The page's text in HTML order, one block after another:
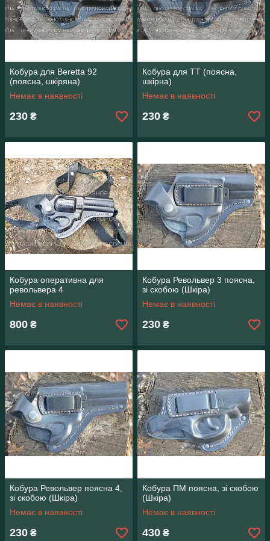
Кобура для Beretta 92
(поясна, шкіряна)
Немає в наявності
230 ₴
Кобура для ТТ (поясна,
шкірна)
Немає в наявності
230 ₴
Кобура оперативна для
револьвера 4
Немає в наявності
800 ₴
Кобура Револьвер 3 поясна,
зі скобою (Шкіра)
Немає в наявності
230 ₴
Кобура Револьвер поясна 4,
зі скобою (Шкіра)
Немає в наявності
230 ₴
Кобура ПМ поясна, зі скобою
(Шкіра)
Немає в наявності
430 ₴